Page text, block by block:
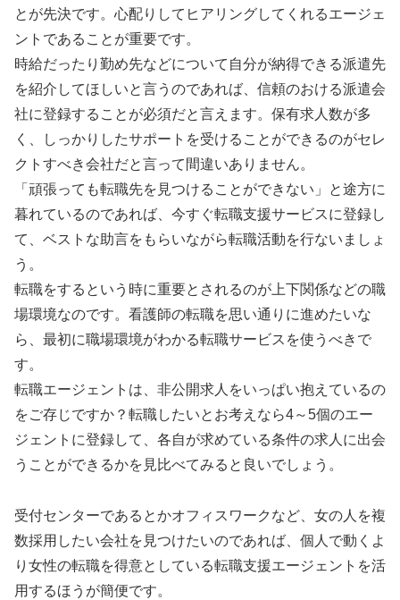
とが先決です。心配りしてヒアリングしてくれるエージェ
ントであることが重要です。
時給だったり勤め先などについて自分が納得できる派遣先
を紹介してほしいと言うのであれば、信頼のおける派遣会
社に登録することが必須だと言えます。保有求人数が多
く、しっかりしたサポートを受けることができるのがセレ
クトすべき会社だと言って間違いありません。
「頑張っても転職先を見つけることができない」と途方に
暮れているのであれば、今すぐ転職支援サービスに登録し
て、ベストな助言をもらいながら転職活動を行ないましょ
う。
転職をするという時に重要とされるのが上下関係などの職
場環境なのです。看護師の転職を思い通りに進めたいな
ら、最初に職場環境がわかる転職サービスを使うべきで
す。
転職エージェントは、非公開求人をいっぱい抱えているの
をご存じですか？転職したいとお考えなら4～5個のエー
ジェントに登録して、各自が求めている条件の求人に出会
うことができるかを見比べてみると良いでしょう。
受付センターであるとかオフィスワークなど、女の人を複
数採用したい会社を見つけたいのであれば、個人で動くよ
り女性の転職を得意としている転職支援エージェントを活
用するほうが簡便です。